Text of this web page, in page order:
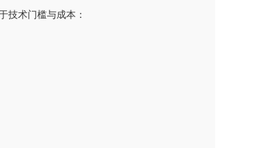
技术门槛与成本：